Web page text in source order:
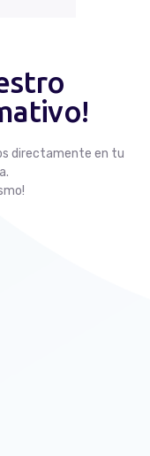
directamente en tu